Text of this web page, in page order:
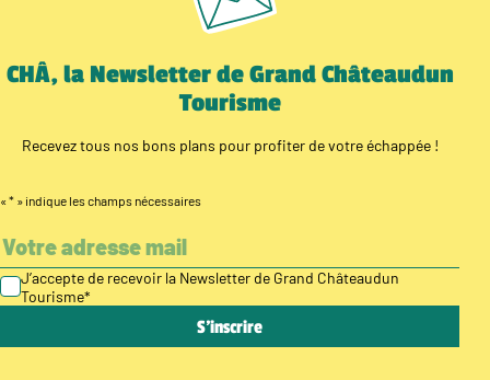
CHÂ, la Newsletter de Grand Châteaudun
Tourisme
Recevez tous nos bons plans pour profiter de votre échappée !
« * » indique les champs nécessaires
J’accepte de recevoir la Newsletter de Grand Châteaudun
Tourisme*